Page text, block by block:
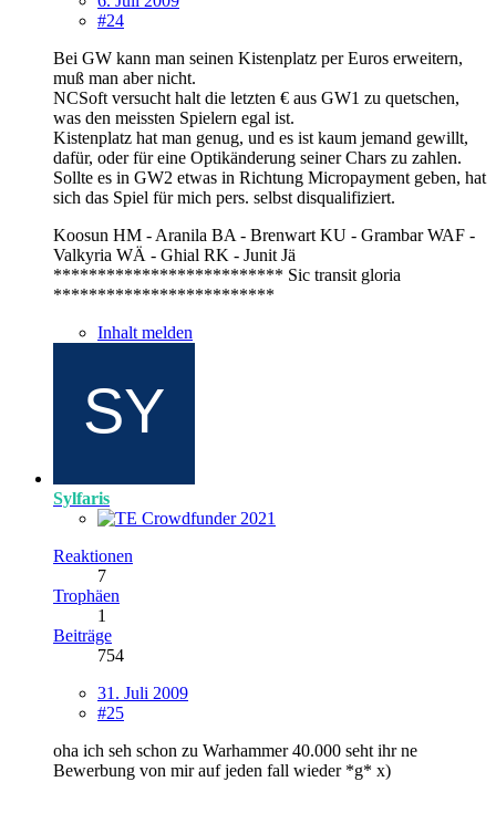
#24
Bei GW kann man seinen Kistenplatz per Euros erweitern,
muß man aber nicht.
NCSoft versucht halt die letzten € aus GW1 zu quetschen,
was den meissten Spielern egal ist.
Kistenplatz hat man genug, und es ist kaum jemand gewillt,
dafür, oder für eine Optikänderung seiner Chars zu zahlen.
Sollte es in GW2 etwas in Richtung Micropayment geben, hat
sich das Spiel für mich pers. selbst disqualifiziert.
Koosun HM - Aranila BA - Brenwart KU - Grambar WAF -
Valkyria WÄ - Ghial RK - Junit Jä
************************** Sic transit gloria
*************************
Inhalt melden
Sylfaris
Reaktionen
7
Trophäen
1
Beiträge
754
31. Juli 2009
#25
oha ich seh schon zu Warhammer 40.000 seht ihr ne
Bewerbung von mir auf jeden fall wieder *g* x)